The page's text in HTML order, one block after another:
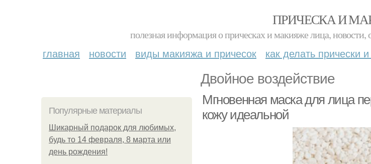
ПРИЧЕСКА И
полезная информация о прическах и макияже лица, новости,
главная новости виды макияжа и причесок как делать прически
Двойное воздействие
Популярные материалы
Шикарный подарок для любимых,
будь то 14 февраля, 8 марта или
день рождения!
Мгновенная маска для лица
кожу идеальной